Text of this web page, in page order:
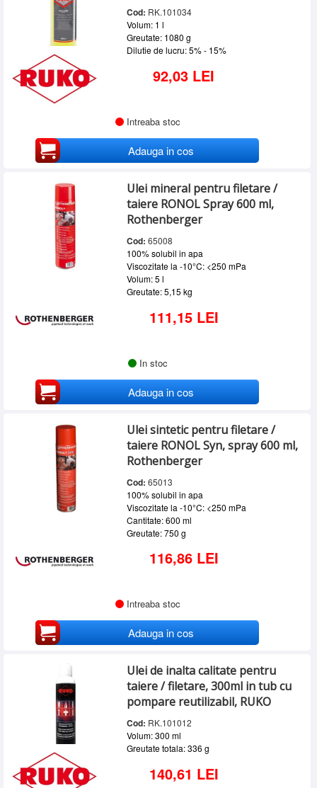
Cod: RK.101034
Volum: 1 l
Greutate: 1080 g
Dilutie de lucru: 5% - 15%
92,03 LEI
Intreaba stoc
Adauga in cos
Ulei mineral pentru filetare /
taiere RONOL Spray 600 ml,
Rothenberger
Cod: 65008
100% solubil in apa
Viscozitate la -10°C: <250 mPa
Volum: 5 l
Greutate: 5,15 kg
111,15 LEI
In stoc
Adauga in cos
Ulei sintetic pentru filetare /
taiere RONOL Syn, spray 600 ml,
Rothenberger
Cod: 65013
100% solubil in apa
Viscozitate la -10°C: <250 mPa
Cantitate: 600 ml
Greutate: 750 g
116,86 LEI
Intreaba stoc
Adauga in cos
Ulei de inalta calitate pentru
taiere / filetare, 300ml in tub cu
pompare reutilizabil, RUKO
Cod: RK.101012
Volum: 300 ml
Greutate totala: 336 g
140,61 LEI